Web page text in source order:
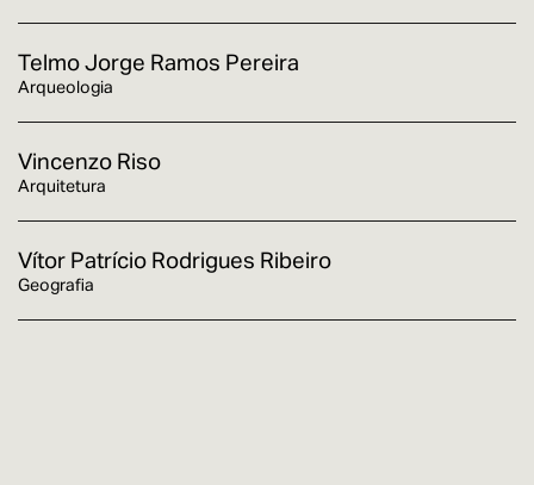
Telmo Jorge Ramos Pereira
Arqueologia
Vincenzo Riso
Arquitetura
Vítor Patrício Rodrigues Ribeiro
Geografia